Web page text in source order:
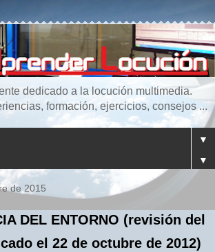
dedicado a la locución multimedia.
formación, ejercicios, consejos ...
▼
▼
de 2015
DEL ENTORNO (revisión del
el 22 de octubre de 2012)